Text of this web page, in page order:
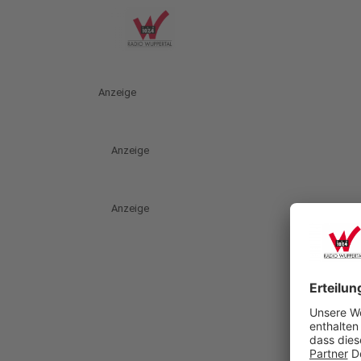
Anzeige
Anzeige
Anzeige